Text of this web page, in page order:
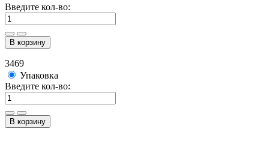
Введите кол-во:
В корзину
3469
Упаковка
Введите кол-во:
В корзину